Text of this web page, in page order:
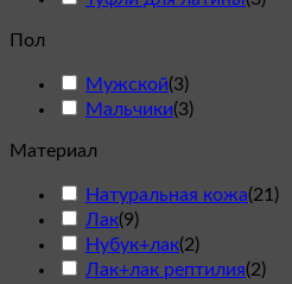
Пол
Мужской(3)
Мальчики(3)
Материал
Натуральная кожа(21 )
Лак(9)
Нубук+лак(2)
Лак+лак рептилия(2)